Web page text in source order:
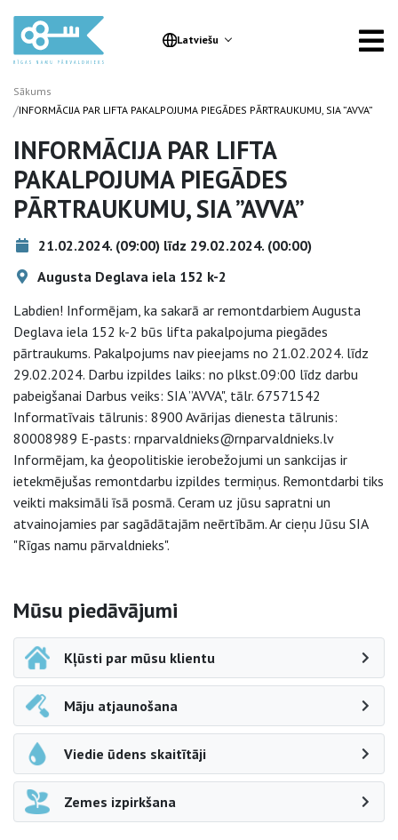
Latviešu
Sākums
/INFORMĀCIJA PAR LIFTA PAKALPOJUMA PIEGĀDES PĀRTRAUKUMU, SIA ”AVVA”
INFORMĀCIJA PAR LIFTA
PAKALPOJUMA PIEGĀDES
PĀRTRAUKUMU, SIA ”AVVA”
21.02.2024. (09:00) līdz 29.02.2024. (00:00)
Augusta Deglava iela 152 k-2
Labdien! Informējam, ka sakarā ar remontdarbiem Augusta
Deglava iela 152 k-2 būs lifta pakalpojuma piegādes
pārtraukums. Pakalpojums nav pieejams no 21.02.2024. līdz
29.02.2024. Darbu izpildes laiks: no plkst.09:00 līdz darbu
pabeigšanai Darbus veiks: SIA ”AVVA", tālr. 67571542
Informatīvais tālrunis: 8900 Avārijas dienesta tālrunis:
80008989 E-pasts: rnparvaldnieks@rnparvaldnieks.lv
Informējam, ka ģeopolitiskie ierobežojumi un sankcijas ir
ietekmējušas remontdarbu izpildes termiņus. Remontdarbi tiks
veikti maksimāli īsā posmā. Ceram uz jūsu sapratni un
atvainojamies par sagādātajām neērtībām. Ar cieņu Jūsu SIA
"Rīgas namu pārvaldnieks".
Sāna navigācija
Mūsu piedāvājumi
Kļūsti par mūsu klientu
Māju atjaunošana
Viedie ūdens skaitītāji
Zemes izpirkšana